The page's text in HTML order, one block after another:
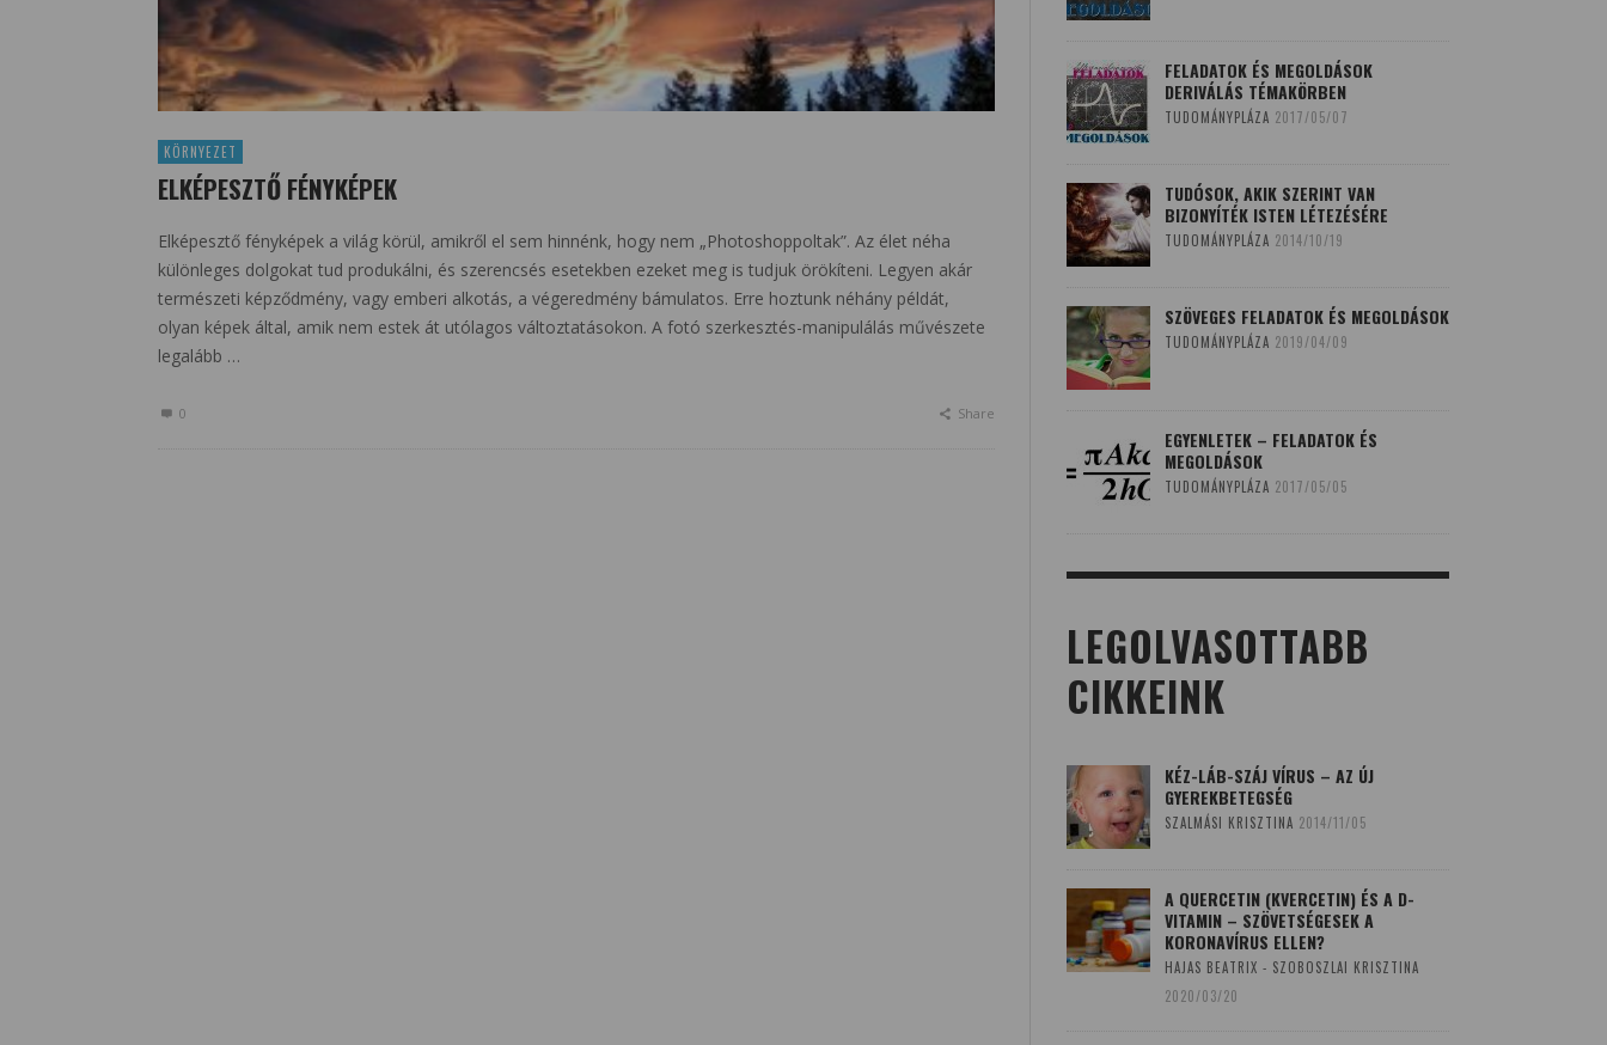
KÖRNYEZET
ELKÉPESZTŐ FÉNYKÉPEK
Elképesztő fényképek a világ körül, amikről el sem hinnénk, hogy nem „Photoshoppoltak”. Az élet néha
különleges dolgokat tud produkálni, és szerencsés esetekben ezeket meg is tudjuk örökíteni. Legyen akár
természeti képződmény, vagy emberi alkotás, a végeredmény bámulatos. Erre hoztunk néhány példát,
olyan képek által, amik nem estek át utólagos változtatásokon. A fotó szerkesztés-manipulálás művészete
legalább …
0 Share
FELADATOK ÉS MEGOLDÁSOK
DERIVÁLÁS TÉMAKÖRBEN
TUDOMÁNYPLÁZA 2017/05/07
TUDÓSOK, AKIK SZERINT VAN
BIZONYÍTÉK ISTEN LÉTEZÉSÉRE
TUDOMÁNYPLÁZA 2014/10/19
SZÖVEGES FELADATOK ÉS MEGOLDÁSOK
TUDOMÁNYPLÁZA 2019/04/09
EGYENLETEK – FELADATOK ÉS
MEGOLDÁSOK
TUDOMÁNYPLÁZA 2017/05/05
LEGOLVASOTTABB
CIKKEINK
KÉZ-LÁB-SZÁJ VÍRUS – AZ ÚJ
GYEREKBETEGSÉG
SZALMÁSI KRISZTINA 2014/11/05
A QUERCETIN (KVERCETIN) ÉS A D-
VITAMIN – SZÖVETSÉGESEK A
KORONAVÍRUS ELLEN?
HAJAS BEATRIX - SZOBOSZLAI KRISZTINA
2020/03/20